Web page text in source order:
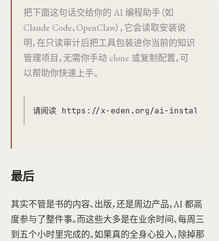
把下面这句话交给你的 AI 编程助手（如
Claude Code、OpenClaw），它会读取安装说
明，在只读审计后把工具包装进你当前的知识
管理项目，无需你手动 clone 或复制配置，可
以帮助你快速上手。
最后
其实不管是书的内容、出版，还是周边产品，AI 都高
度参与了整件事。而这些大多是在业余时间、每周三
到五个小时里完成的。如果真的全身心投入，除掉那